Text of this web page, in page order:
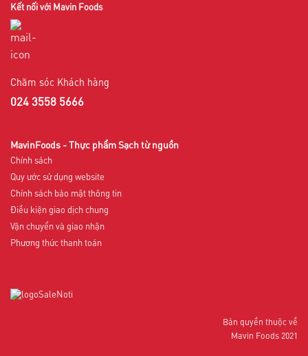
Kết nối với Mavin Foods
Chăm sóc Khách hàng
024 3558 5666
MavinFoods - Thực phẩm Sạch từ nguồn
Chính sách
Quy ước sử dụng website
Chính sách bảo mật thông tin
Điều kiện giao dịch chung
Vận chuyển và giao nhận
Phương thức thanh toán
Bản quyền thuộc về
Mavin Foods 2021